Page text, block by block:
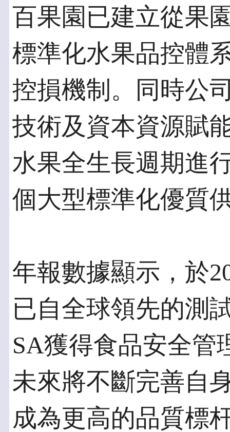
百果園已建立從果
標準化水果品控體
控損機制。同時公
技術及資本資源賦
水果全生長週期進
個大型標準化優質
年報數據顯示，於
已自全球領先的測
SA獲得食品安全管
未來將不斷完善自
成為更高的品質標